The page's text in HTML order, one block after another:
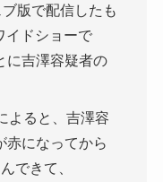
版で配信したも
イドショーで
に吉澤容疑者の
よると、吉澤容
赤になってから
できて、